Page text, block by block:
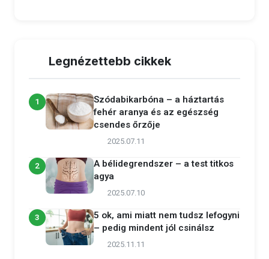
Legnézettebb cikkek
1
Szódabikarbóna – a háztartás
fehér aranya és az egészség
csendes őrzője
2025.07.11
2
A bélidegrendszer – a test titkos
agya
2025.07.10
3
5 ok, ami miatt nem tudsz lefogyni
– pedig mindent jól csinálsz
2025.11.11